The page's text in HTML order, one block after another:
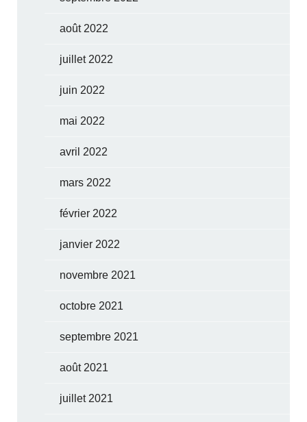
août 2022
juillet 2022
juin 2022
mai 2022
avril 2022
mars 2022
février 2022
janvier 2022
novembre 2021
octobre 2021
septembre 2021
août 2021
juillet 2021